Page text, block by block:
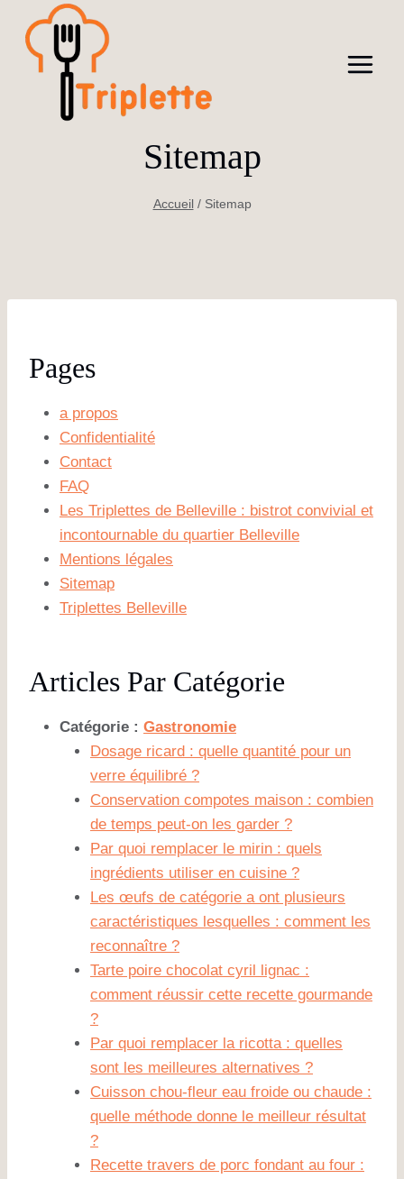
contenu
Sitemap
Accueil / Sitemap
Pages
a propos
Confidentialité
Contact
FAQ
Les Triplettes de Belleville : bistrot convivial et
incontournable du quartier Belleville
Mentions légales
Sitemap
Triplettes Belleville
Articles Par Catégorie
Catégorie : Gastronomie
Dosage ricard : quelle quantité pour un
verre équilibré ?
Conservation compotes maison : combien
de temps peut-on les garder ?
Par quoi remplacer le mirin : quels
ingrédients utiliser en cuisine ?
Les œufs de catégorie a ont plusieurs
caractéristiques lesquelles : comment les
reconnaître ?
Tarte poire chocolat cyril lignac :
comment réussir cette recette gourmande
?
Par quoi remplacer la ricotta : quelles
sont les meilleures alternatives ?
Cuisson chou-fleur eau froide ou chaude :
quelle méthode donne le meilleur résultat
?
Recette travers de porc fondant au four :